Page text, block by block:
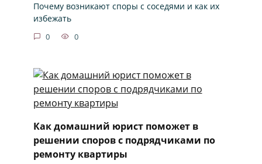
Почему возникают споры с соседями и как их
избежать
0 0
Как домашний юрист поможет в
решении споров с подрядчиками по
ремонту квартиры